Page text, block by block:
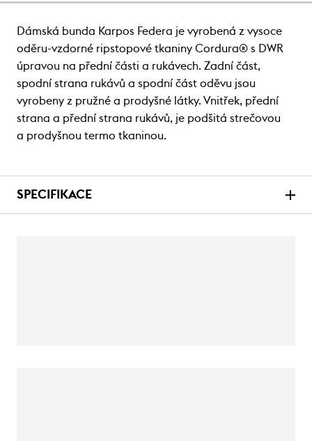
Dámská bunda Karpos Federa je vyrobená z vysoce
oděru-vzdorné ripstopové tkaniny Cordura® s DWR
úpravou na přední části a rukávech. Zadní část,
spodní strana rukávů a spodní část oděvu jsou
vyrobeny z pružné a prodyšné látky. Vnitřek, přední
strana a přední strana rukávů, je podšitá strečovou
a prodyšnou termo tkaninou.
SPECIFIKACE